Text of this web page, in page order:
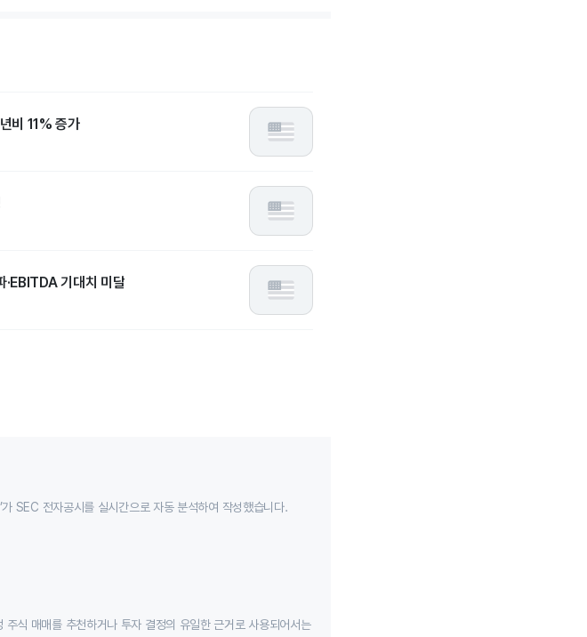
비 11% 증가
기대치 미달
SEC 전자공시를 실시간으로 자동 분석하여 작성했습니다.
식 매매를 추천하거나 투자 결정의 유일한 근거로 사용되어서는